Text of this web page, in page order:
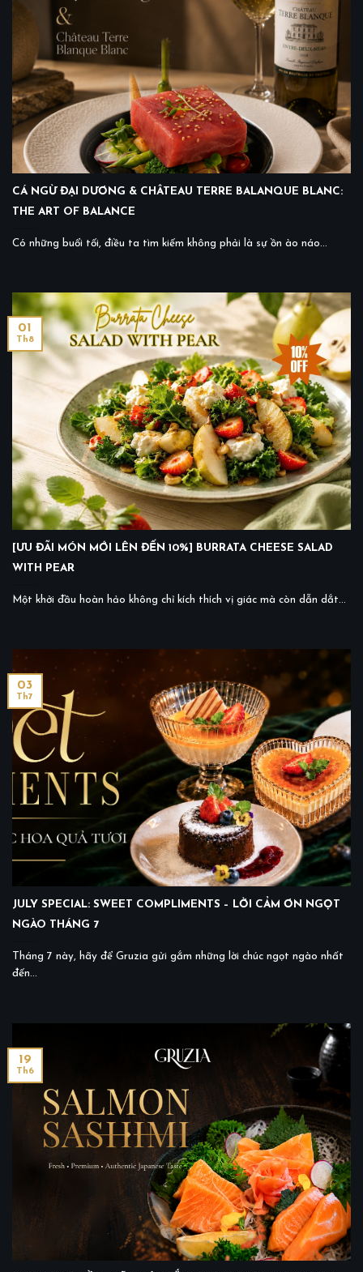
CÁ NGỪ ĐẠI DƯƠNG & CHÂTEAU TERRE BALANQUE BLANC:
THE ART OF BALANCE
Có những buổi tối, điều ta tìm kiếm không phải là sự ồn ào náo...
[ƯU ĐÃI MÓN MỚI LÊN ĐẾN 10%] BURRATA CHEESE SALAD
WITH PEAR
Một khởi đầu hoàn hảo không chỉ kích thích vị giác mà còn dẫn dắt...
01
Th8
JULY SPECIAL: SWEET COMPLIMENTS – LỜI CẢM ƠN NGỌT
NGÀO THÁNG 7
Tháng 7 này, hãy để Gruzia gửi gắm những lời chúc ngọt ngào nhất
đến...
03
Th7
19
Th6